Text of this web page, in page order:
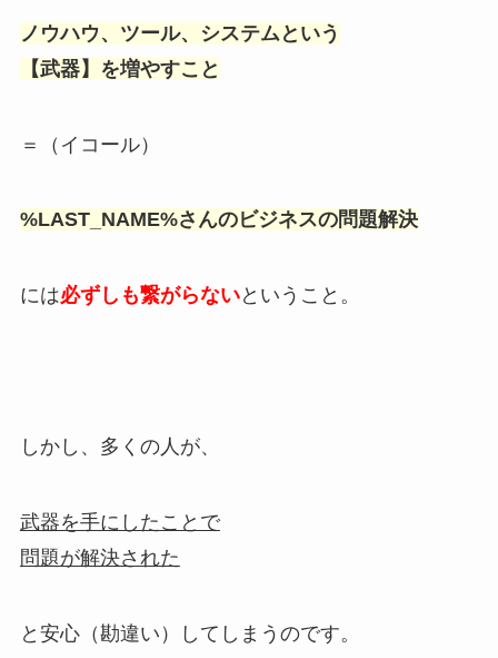
ノウハウ、ツール、システムという
【武器】を増やすこと
＝（イコール）
%LAST_NAME%さんのビジネスの問題解決
には必ずしも繋がらないということ。
しかし、多くの人が、
武器を手にしたことで
問題が解決された
と安心（勘違い）してしまうのです。